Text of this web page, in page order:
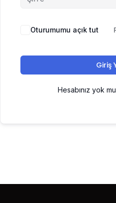
Oturumumu açık tut
Giriş
Hesabınız yok